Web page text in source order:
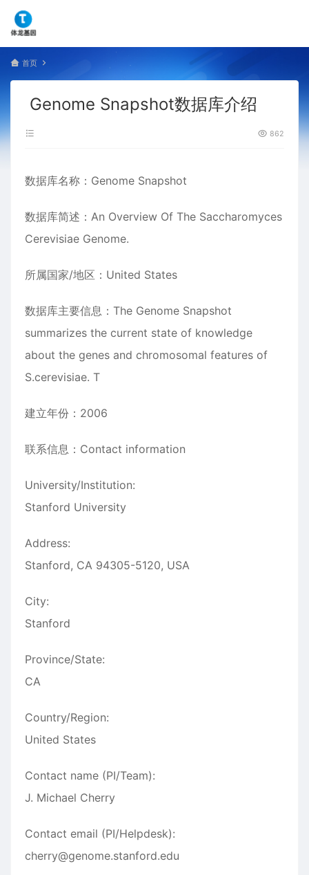
首页
Genome Snapshot数据库介绍
862
数据库名称：Genome Snapshot
数据库简述：An Overview Of The Saccharomyces
Cerevisiae Genome.
所属国家/地区：United States
数据库主要信息：The Genome Snapshot
summarizes the current state of knowledge
about the genes and chromosomal features of
S.cerevisiae. T
建立年份：2006
联系信息：Contact information
University/Institution:
Stanford University
Address:
Stanford, CA 94305-5120, USA
City:
Stanford
Province/State:
CA
Country/Region:
United States
Contact name (PI/Team):
J. Michael Cherry
Contact email (PI/Helpdesk):
cherry@genome.stanford.edu